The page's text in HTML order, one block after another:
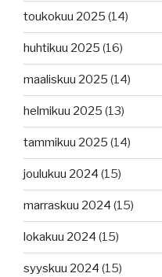
toukokuu 2025 (14)
huhtikuu 2025 (16)
maaliskuu 2025 (14)
helmikuu 2025 (13)
tammikuu 2025 (14)
joulukuu 2024 (15)
marraskuu 2024 (15)
lokakuu 2024 (15)
syyskuu 2024 (15)